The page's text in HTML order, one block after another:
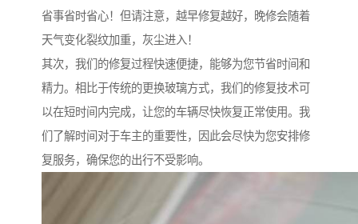
省事省时省心！但请注意，越早修复越好，晚修会随着
天气变化裂纹加重，灰尘进入！
其次，我们的修复过程快速便捷，能够为您节省时间和
精力。相比于传统的更换玻璃方式，我们的修复技术可
以在短时间内完成，让您的车辆尽快恢复正常使用。我
们了解时间对于车主的重要性，因此会尽快为您安排修
复服务，确保您的出行不受影响。